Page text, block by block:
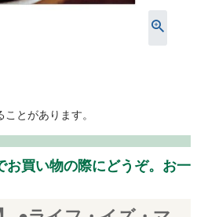
とがあります。
お買い物の際にどうぞ。お一